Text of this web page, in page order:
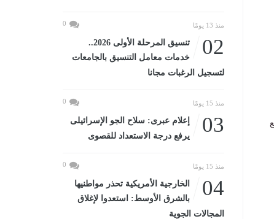
مع
منذ 13 يومًا 0
02
تنسيق المرحلة الأولى 2026..
خدمات معامل التنسيق بالجامعات
لتسجيل الرغبات مجانا
منذ 15 يومًا 0
03
إعلام عبرى: سلاح الجو الإسرائيلى
يرفع درجة الاستعداد للقصوى
منذ 15 يومًا 0
04
الخارجية الأمريكية تحذر مواطنيها
بالشرق الأوسط: استعدوا لإغلاق
المجالات الجوية